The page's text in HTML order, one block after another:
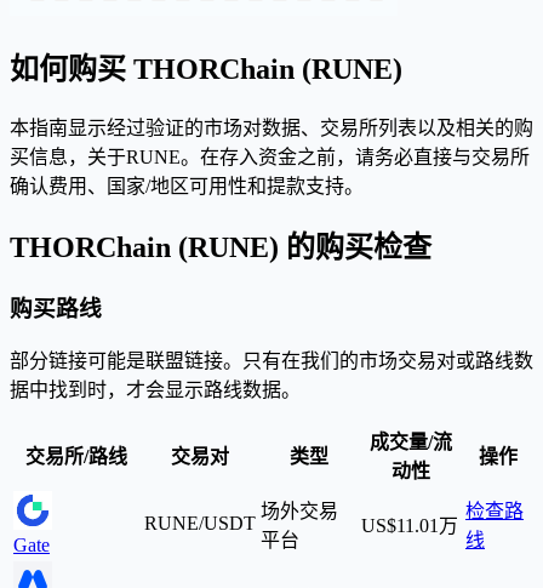
如何购买 THORChain (RUNE)
本指南显示经过验证的市场对数据、交易所列表以及相关的购
买信息，关于RUNE。在存入资金之前，请务必直接与交易所
确认费用、国家/地区可用性和提款支持。
THORChain (RUNE) 的购买检查
购买路线
部分链接可能是联盟链接。只有在我们的市场交易对或路线数
据中找到时，才会显示路线数据。
交易所/路线 交易对 类型
成交量/流
动性
操作
Gate
RUNE/USDT
场外交易
平台
US$11.01万
检查路
线